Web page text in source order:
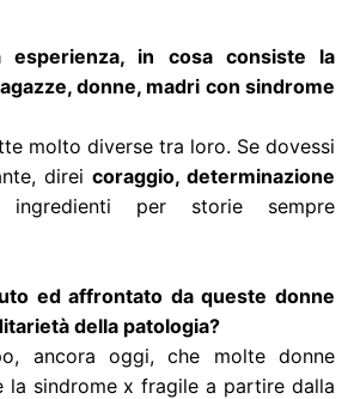
esperienza, in cosa consiste la
donne, madri con sindrome
molto diverse tra loro. Se dovessi
direi coraggio, determinazione
per storie sempre
ed affrontato da queste donne
della patologia?
ancora oggi, che molte donne
la sindrome x fragile a partire dalla